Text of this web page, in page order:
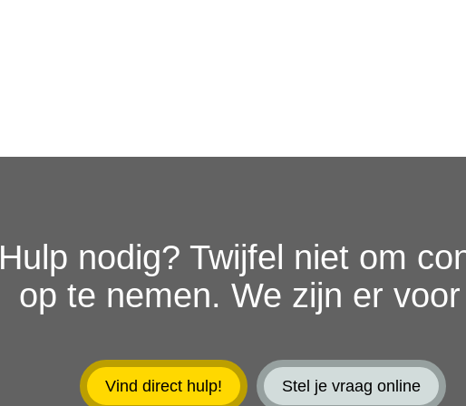
Hulp nodig? Twijfel niet om
op te nemen. We zijn er voor
Vind direct hulp! Stel je vraag online